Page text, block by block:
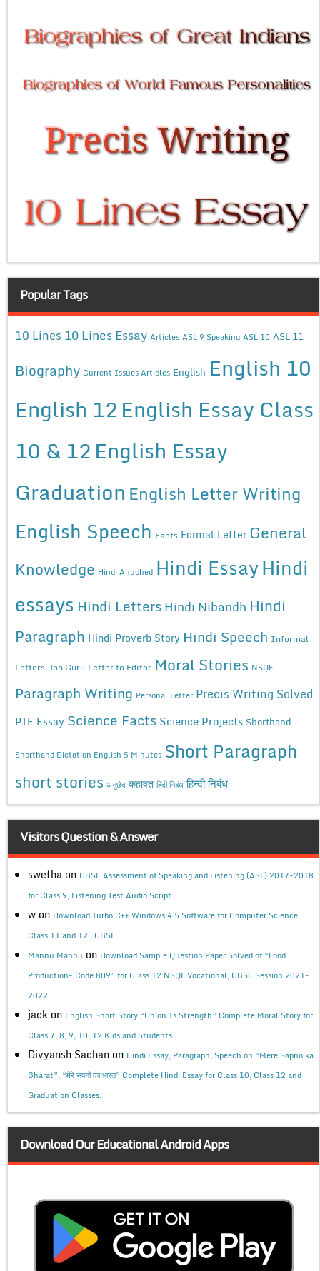
Popular Tags
10 Lines 10 Lines Essay Articles ASL 9 Speaking ASL 10 ASL 11
Biography Current Issues Articles English English 10
English 12English Essay Class
10 & 12English Essay
Graduation English Letter Writing
English Speech Facts Formal Letter General
Knowledge Hindi Anuched Hindi EssayHindi
essays Hindi Letters Hindi Nibandh Hindi
Paragraph Hindi Proverb Story Hindi Speech Informal
Letters Job Guru Letter to Editor Moral Stories NSQF
Paragraph Writing Personal Letter Precis Writing Solved
PTE Essay Science Facts Science Projects Shorthand
Shorthand Dictation English 5 Minutes Short Paragraph
short stories अनुछेद कहावत हिंदी निबंध हिन्दी निबंध
Visitors Question & Answer
swetha on CBSE Assessment of Speaking and Listening (ASL) 2017-2018
for Class 9, Listening Test Audio Script
w on Download Turbo C++ Windows 4.5 Software for Computer Science
Class 11 and 12 , CBSE
Mannu Mannu on Download Sample Question Paper Solved of “Food
Production- Code 809” for Class 12 NSQF Vocational, CBSE Session 2021-
2022.
jack on English Short Story “Union Is Strength” Complete Moral Story for
Class 7, 8, 9, 10, 12 Kids and Students.
Divyansh Sachan on Hindi Essay, Paragraph, Speech on “Mere Sapno ka
Bharat”, “मेरे सपनों का भारत” Complete Hindi Essay for Class 10, Class 12 and
Graduation Classes.
Download Our Educational Android Apps